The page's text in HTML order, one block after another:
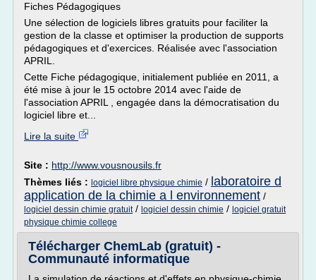
Fiches Pédagogiques
Une sélection de logiciels libres gratuits pour faciliter la
gestion de la classe et optimiser la production de supports
pédagogiques et d'exercices. Réalisée avec l'association
APRIL.
Cette Fiche pédagogique, initialement publiée en 2011, a
été mise à jour le 15 octobre 2014 avec l'aide de
l'association APRIL , engagée dans la démocratisation du
logiciel libre et...
Lire la suite
Site : http://www.vousnousils.fr
Thèmes liés : logiciel libre physique chimie / laboratoire d
application de la chimie a l environnement /
logiciel dessin chimie gratuit/ logiciel dessin chimie / logiciel gratuit
physique chimie college
Télécharger ChemLab (gratuit) -
Communauté informatique